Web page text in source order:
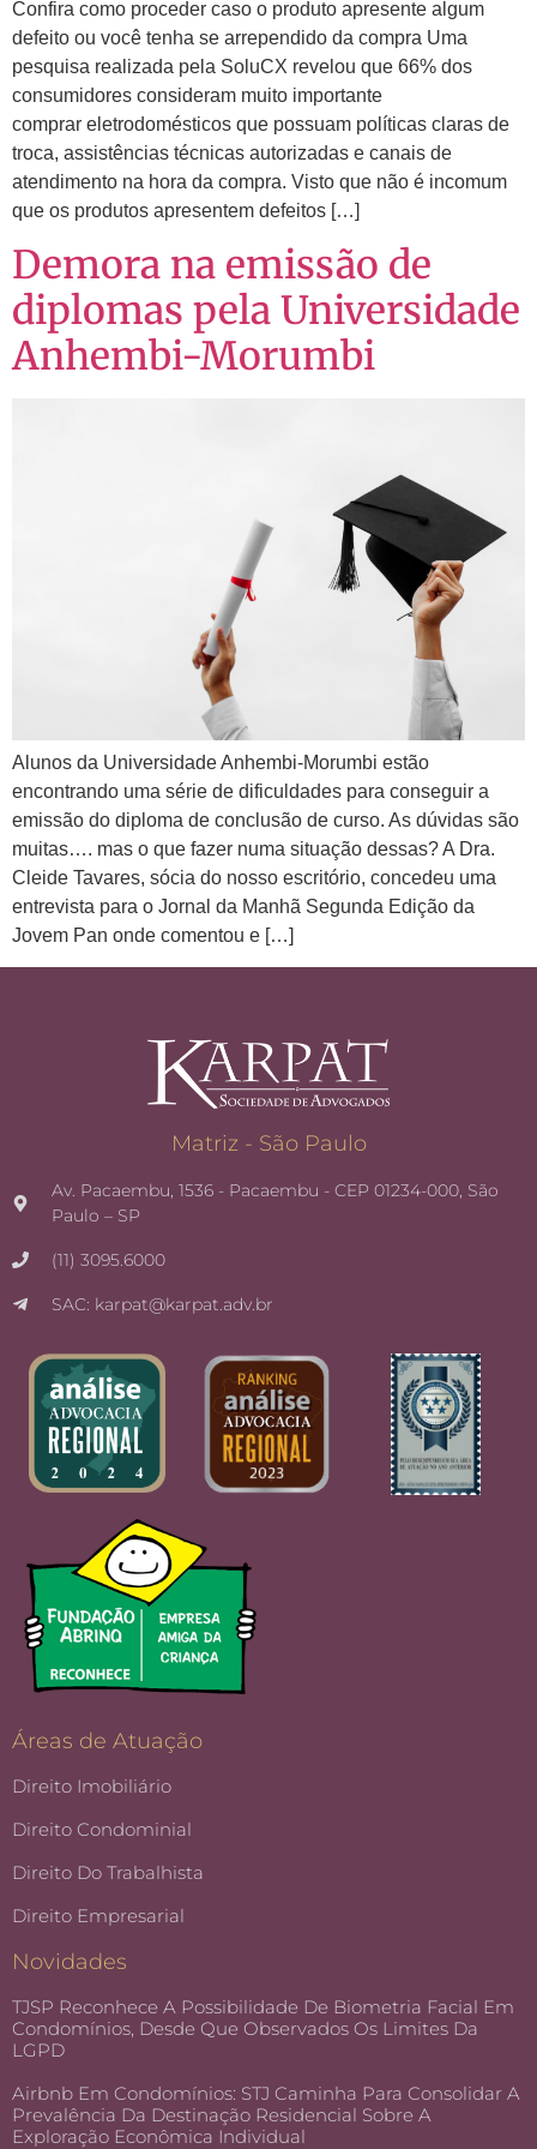
Confira como proceder caso o produto apresente algum
defeito ou você tenha se arrependido da compra Uma
pesquisa realizada pela SoluCX revelou que 66% dos
consumidores consideram muito importante
comprar eletrodomésticos que possuam políticas claras de
troca, assistências técnicas autorizadas e canais de
atendimento na hora da compra. Visto que não é incomum
que os produtos apresentem defeitos […]
Demora na emissão de
diplomas pela Universidade
Anhembi-Morumbi
Alunos da Universidade Anhembi-Morumbi estão
encontrando uma série de dificuldades para conseguir a
emissão do diploma de conclusão de curso. As dúvidas são
muitas…. mas o que fazer numa situação dessas? A Dra.
Cleide Tavares, sócia do nosso escritório, concedeu uma
entrevista para o Jornal da Manhã Segunda Edição da
Jovem Pan onde comentou e […]
Matriz - São Paulo
Av. Pacaembu, 1536 - Pacaembu - CEP 01234-000, São
Paulo – SP
(11) 3095.6000
SAC: karpat@karpat.adv.br
Áreas de Atuação
Direito Imobiliário
Direito Condominial
Direito Do Trabalhista
Direito Empresarial
Novidades
TJSP Reconhece A Possibilidade De Biometria Facial Em
Condomínios, Desde Que Observados Os Limites Da
LGPD
Airbnb Em Condomínios: STJ Caminha Para Consolidar A
Prevalência Da Destinação Residencial Sobre A
Exploração Econômica Individual